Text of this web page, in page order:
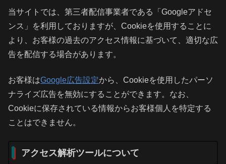
当サイトでは、第三者配信事業者である「Googleアドセ
ンス」を利用しておりますが、Cookieを使用することに
より、お客様の過去のアクセス情報に基づいて、適切な広
告を配信する場合があります。
お客様はGoogle広告設定から、Cookieを使用したパーソ
ナライズ広告を無効にすることができます。なお、
Cookieに保存されている情報からお客様個人を特定する
ことはできません。
アクセス解析ツールについて